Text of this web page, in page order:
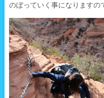
のぼっていく事になりますの